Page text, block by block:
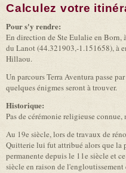
Calculez votre
Pour s'y rendre:
En direction de Ste Eulalie en Born,
du Lanot (44.321903,-1.151658), à
Hillaou.
Un parcours Terra Aventura passe
quelques énigmes seront à trouver.
Historique:
Pas de cérémonie religieuse
Au 19e siècle, lors de travaux de
Quitterie lui fut attribué alors que la
permanente depuis le 11e siècle et
siècle en raison de